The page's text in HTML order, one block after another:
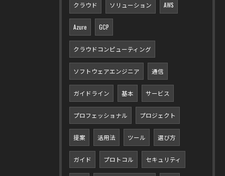
クラウド ソリューション AWS
Azure GCP
クラウドコンピューティング
ソフトウェアエンジニア 通信
ガイドライン 基本 サービス
プロフェッショナル プロジェクト
提案 活用法 ツール 選び方
ガイド プロトコル セキュリティ